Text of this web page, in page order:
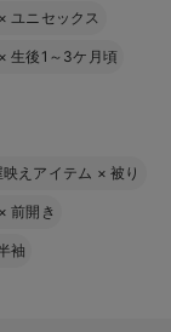
×ユニセックス
×生後1～3ケ月頃
映えアイテム ×被り
×前開き
袖